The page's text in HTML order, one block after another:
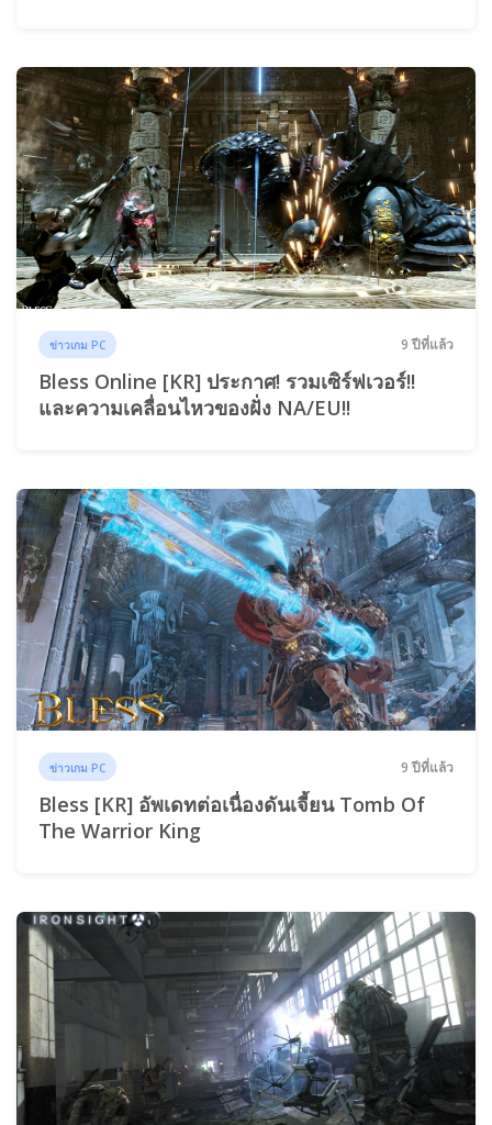
ข่าวเกม PC 9 ปีที่แล้ว
Bless Online [KR] ประกาศ! รวมเซิร์ฟเวอร์!!
และความเคลื่อนไหวของฝั่ง NA/EU!!
ข่าวเกม PC 9 ปีที่แล้ว
Bless [KR] อัพเดทต่อเนื่องดันเจี้ยน Tomb Of
The Warrior King